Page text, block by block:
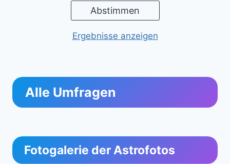
Ergebnisse anzeigen
Alle Umfragen
Fotogalerie der Astrofotos